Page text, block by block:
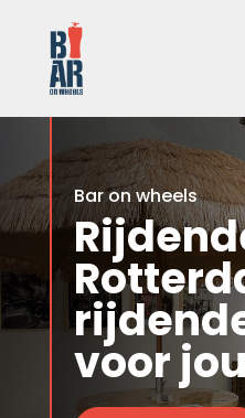
Bar on wheels
voor